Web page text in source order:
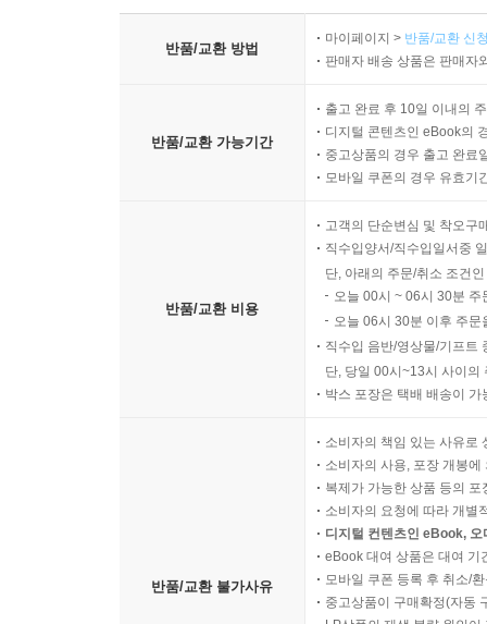
반품/교환 방법
마이페이지 > 반품/교환 신
판매자 배송 상품은 판매자
반품/교환 가능기간
출고 완료 후 10일 이내의
디지털 콘텐츠인 eBook의
중고상품의 경우 출고 완료
모바일 쿠폰의 경우 유효기
반품/교환 비용
고객의 단순변심 및 착오구
직수입양서/직수입일서중
단, 아래의 주문/취소 조건
오늘 00시 ~ 06시 30분
오늘 06시 30분 이후 주
직수입 음반/영상물/기프트
단, 당일 00시~13시 사이의
박스 포장은 택배 배송이
반품/교환 불가사유
소비자의 책임 있는 사유로
소비자의 사용, 포장 개봉
복제가 가능한 상품 등의
소비자의 요청에 따라 개별
디지털 컨텐츠인 eBook,
eBook 대여 상품은 대여 기
모바일 쿠폰 등록 후 취소/
중고상품이 구매확정(자동